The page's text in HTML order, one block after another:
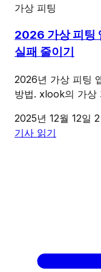
가상 피팅
2026 가상 피팅
실패 줄이기
2026년 가상 피팅
방법. xlook의 가상
2025년 12월 12일
기사 읽기